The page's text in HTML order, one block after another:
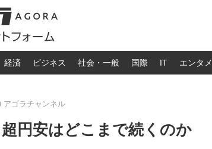
経済 ビジネス 社会・一般 国際 IT エンタメ
アゴラチャンネル
超円安はどこまで続くのか